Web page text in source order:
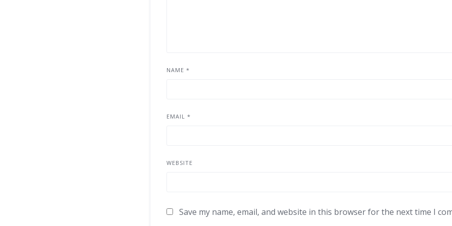
NAME*
EMAIL*
WEBSITE
Save my name, email, and website in this browser for the next time I